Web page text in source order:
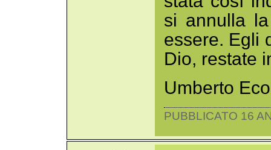
si annulla
essere. Egli
Dio, restate
Umberto
PUBBLICATO 16